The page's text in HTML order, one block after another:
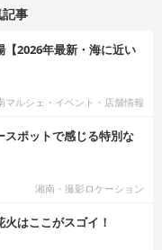
事
2026年最新・海に近い
マルシェ・イベント・店舗情報
ポットで感じる特別な
湘南・撮影ロケーション
はここがスゴイ！